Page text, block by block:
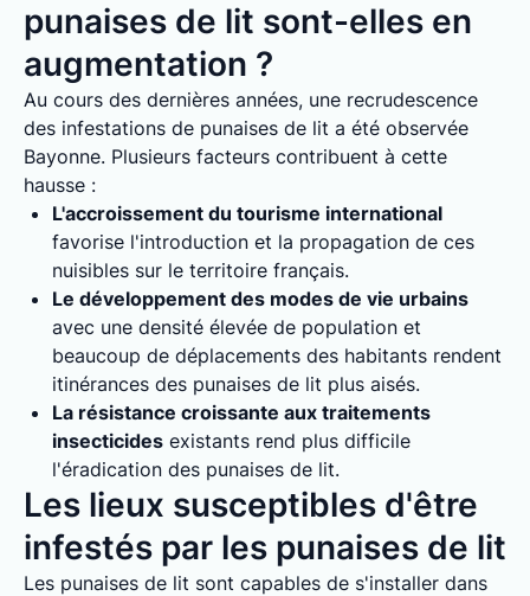
punaises de lit sont-elles en
augmentation ?
Au cours des dernières années, une recrudescence
des infestations de punaises de lit a été observée
Bayonne. Plusieurs facteurs contribuent à cette
hausse :
L'accroissement du tourisme international
favorise l'introduction et la propagation de ces
nuisibles sur le territoire français.
Le développement des modes de vie urbains
avec une densité élevée de population et
beaucoup de déplacements des habitants rendent
itinérances des punaises de lit plus aisés.
La résistance croissante aux traitements
insecticides existants rend plus difficile
l'éradication des punaises de lit.
Les lieux susceptibles d'être
infestés par les punaises de lit
Les punaises de lit sont capables de s'installer dans